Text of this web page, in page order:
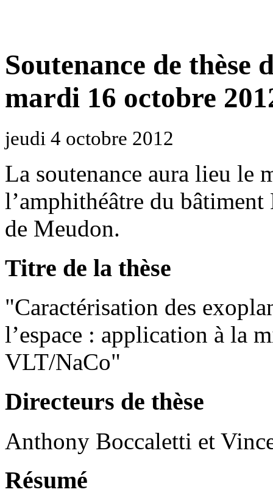
Soutenance de thèse
mardi 16 octobre
jeudi 4 octobre 2012
La soutenance aura lieu le
l’amphithéâtre du
de Meudon.
Titre de la thèse
"Caractérisation des
l’espace : application à la
VLT/NaCo"
Directeurs de thèse
Anthony Boccaletti et
Résumé